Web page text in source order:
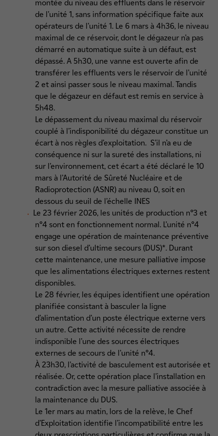
montée du niveau des effluents dans le réservoir
de l’unité 1, sans information spécifique faite aux
opérateurs de l’unité 1. Le 6 mars à 4h36, le niveau
maximal de ce réservoir, dont le dégazeur n’a pas
démarré en automatique suite à un défaut, est
dépassé. A 5h30, une vanne est ouverte afin de
transférer les effluents vers le réservoir de l’unité
2 et ainsi passer sous le niveau maximal. Tandis
que le dégazeur en défaut est remis en service à
5h48.
Le dépassement du niveau maximal du réservoir
couplé à l’indisponibilité du dégazeur constitue un
écart à nos règles d’exploitation. S’il n’a eu de
conséquence ni sur la sureté des installations, ni
sur l’environnement, cet écart a été déclaré le 10
mars à l’Autorité de Sûreté Nucléaire et de
Radioprotection (ASNR) au niveau 0, soit en
dessous du seuil de l’échelle INES
Le 23 février 2026, les unités de production n°3 et
n°4 sont en fonctionnement normal. L’unité n°4
engage une opération de maintenance préventive
sur son diesel d’ultime secours (DUS)*. Durant
cette maintenance, une mesure palliative impose
que les alimentations électriques externes restent
disponibles.
Le 28 février, les équipes identifient une opération
planifiée consistant à basculer la ligne
d’alimentation d’un poste électrique externe vers
un autre. Cette activité nécessite de rendre
indisponible l’une des sources électriques
externes de secours de l’unité n°4.
À 23h30, l’activité de basculement est autorisée et
réalisée. Or, cette opération place l’installation en
contradiction avec la mesure palliative associée à
la maintenance du DUS.
Le 1er mars au matin, lors de la relève, le Chef
d’Exploitation identifie l’incompatibilité entre les